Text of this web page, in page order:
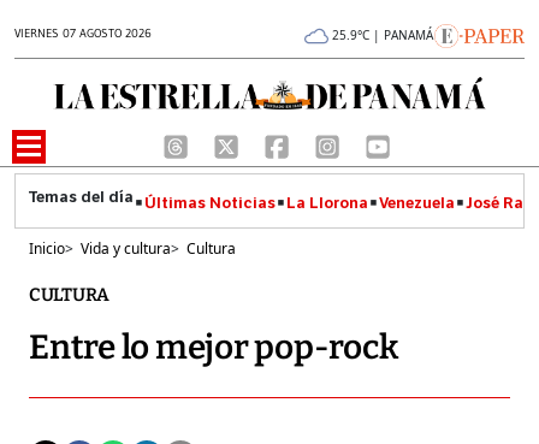
VIERNES 07 AGOSTO 2026 25.9°C | PANAMÁ
Últimas Noticias La Llorona Venezuela José
Inicio> Vida y cultura> Cultura
CULTURA
Entre lo mejor pop-rock